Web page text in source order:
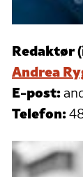
Redaktør
Andrea
E-post:
Telefon: